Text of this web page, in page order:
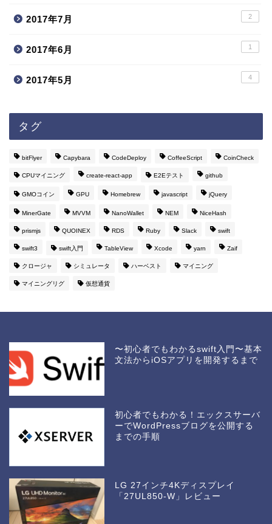
2017年7月 2
2017年6月 1
2017年5月 4
タグ
bitFlyer Capybara CodeDeploy CoffeeScript CoinCheck
CPUマイニング create-react-app E2Eテスト github
GMOコイン GPU Homebrew javascript jQuery
MinerGate MVVM NanoWallet NEM NiceHash
prismjs QUOINEX RDS Ruby Slack swift
swift3 swift入門 TableView Xcode yarn Zaif
クロージャ シミュレータ ハーベスト マイニング
マイニングリグ 仮想通貨
〜初心者でもわかるswift入門〜基本
文法からiOSアプリを開発するまで
初心者でもわかる！エックスサーバ
ーでWordPressブログを公開する
までの手順
LG 27インチ4Kディスプレイ
「27UL850-W」レビュー